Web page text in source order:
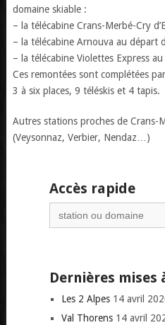
domaine skiable :
– la télécabine Crans-Merbé-Cry
– la télécabine Arnouva au départ
– la télécabine Violettes Express
Ces remontées sont complétées
3 à six places, 9 téléskis et 4 tapis.
Autres stations proches de Crans-
(Veysonnaz, Verbier, Nendaz…)
Accès rapide
Search
for:
Dernières mises
Les 2 Alpes 14 avril
Val Thorens 14 avril